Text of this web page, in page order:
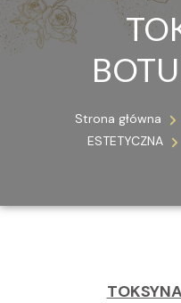
Strona główna
ESTETYCZNA